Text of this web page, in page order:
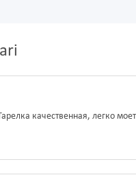
качественная, легко